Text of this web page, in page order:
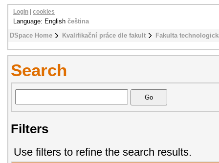
DSpace Home Kvalifikační práce dle fakult Fakulta
Login cookies
Language: English čeština
Search
Filters
Use filters to refine the search results.